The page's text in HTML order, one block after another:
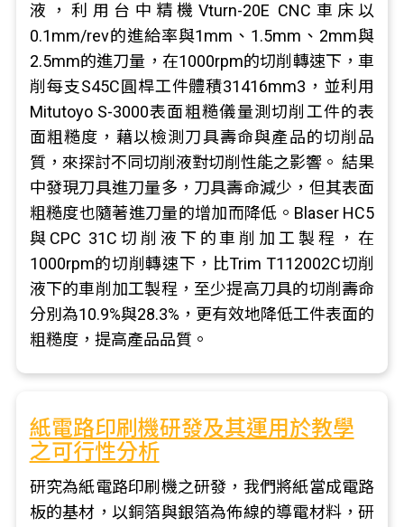
液，利用台中精機Vturn-20E CNC車床以
0.1mm/rev的進給率與1mm、1.5mm、2mm與
2.5mm的進刀量，在1000rpm的切削轉速下，車
削每支S45C圓桿工件體積31416mm3，並利用
Mitutoyo S-3000表面粗糙儀量測切削工件的表
面粗糙度，藉以檢測刀具壽命與產品的切削品
質，來探討不同切削液對切削性能之影響。 結果
中發現刀具進刀量多，刀具壽命減少，但其表面
粗糙度也隨著進刀量的增加而降低。Blaser HC5
與CPC 31C切削液下的車削加工製程，在
1000rpm的切削轉速下，比Trim T112002C切削
液下的車削加工製程，至少提高刀具的切削壽命
分別為10.9%與28.3%，更有效地降低工件表面的
粗糙度，提高產品品質。
紙電路印刷機研發及其運用於教學
之可行性分析
研究為紙電路印刷機之研發，我們將紙當成電路
板的基材，以銅箔與銀箔為佈線的導電材料，研